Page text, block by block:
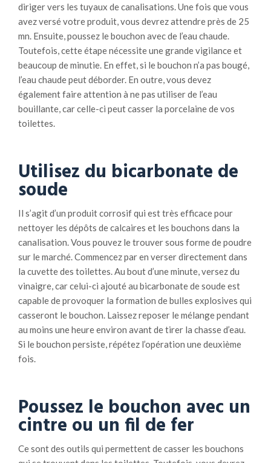
diriger vers les tuyaux de canalisations. Une fois que vous
avez versé votre produit, vous devrez attendre près de 25
mn. Ensuite, poussez le bouchon avec de l’eau chaude.
Toutefois, cette étape nécessite une grande vigilance et
beaucoup de minutie. En effet, si le bouchon n’a pas bougé,
l’eau chaude peut déborder. En outre, vous devez
également faire attention à ne pas utiliser de l’eau
bouillante, car celle-ci peut casser la porcelaine de vos
toilettes.
Utilisez du bicarbonate de
soude
Il s’agit d’un produit corrosif qui est très efficace pour
nettoyer les dépôts de calcaires et les bouchons dans la
canalisation. Vous pouvez le trouver sous forme de poudre
sur le marché. Commencez par en verser directement dans
la cuvette des toilettes. Au bout d’une minute, versez du
vinaigre, car celui-ci ajouté au bicarbonate de soude est
capable de provoquer la formation de bulles explosives qui
casseront le bouchon. Laissez reposer le mélange pendant
au moins une heure environ avant de tirer la chasse d’eau.
Si le bouchon persiste, répétez l’opération une deuxième
fois.
Poussez le bouchon avec un
cintre ou un fil de fer
Ce sont des outils qui permettent de casser les bouchons